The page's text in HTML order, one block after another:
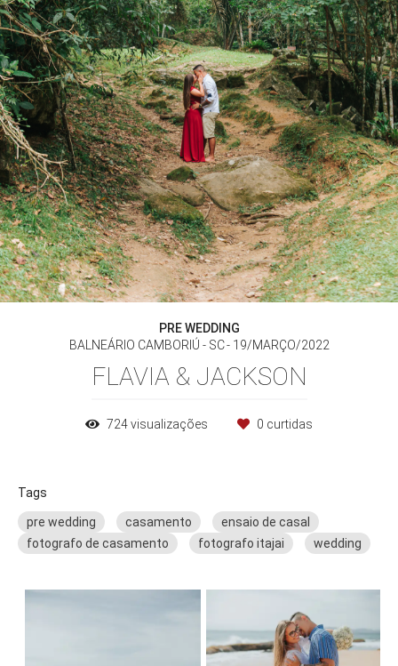
PRE WEDDING
BALNEÁRIO CAMBORIÚ - SC
19/MARÇO/2022
FLAVIA & JACKSON
724visualizações 0 curtidas
Tags
pre wedding casamento
ensaio de casal
fotografo de casamento
fotografo itajai wedding